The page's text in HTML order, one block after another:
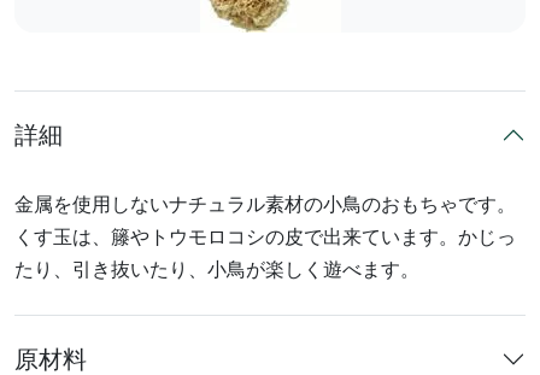
詳細
金属を使用しないナチュラル素材の小鳥のおもちゃです。
くす玉は、籐やトウモロコシの皮で出来ています。かじっ
たり、引き抜いたり、小鳥が楽しく遊べます。
原材料